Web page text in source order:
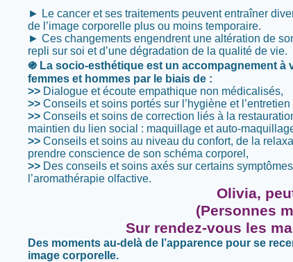
► Le cancer et ses traitements peuvent entraîner
de l’image corporelle plus ou moins temporaire.
► Ces changements engendrent une altération de
repli sur soi et d’une dégradation de la qualité de vie.
֍ La socio-esthétique est un accompagnement
femmes et hommes par le biais de :
>> Dialogue et écoute empathique non médicalisés,
>> Conseils et soins portés sur l’hygiène et
>> Conseils et soins de correction liés à la
maintien du lien social : maquillage et auto-
>> Conseils et soins au niveau du confort, de la
prendre conscience de son schéma corporel,
>> Des conseils et soins axés sur certains
l’aromathérapie olfactive.
Olivia,
(Personnes
Sur rendez-vous les
Des moments au-delà de l’apparence pour se
image corporelle.